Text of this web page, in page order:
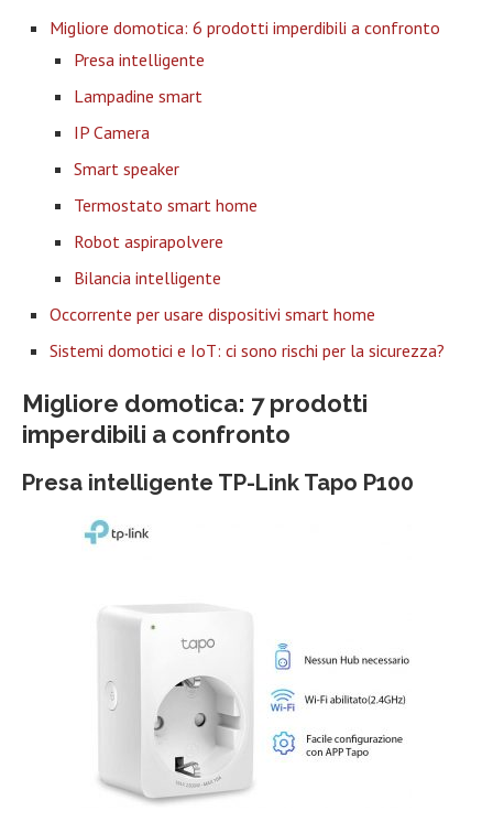
Migliore domotica: 6 prodotti imperdibili a confronto
Presa intelligente
Lampadine smart
IP Camera
Smart speaker
Termostato smart home
Robot aspirapolvere
Bilancia intelligente
Occorrente per usare dispositivi smart home
Sistemi domotici e IoT: ci sono rischi per la sicurezza?
Migliore domotica: 7 prodotti
imperdibili a confronto
Presa intelligente TP-Link Tapo P100